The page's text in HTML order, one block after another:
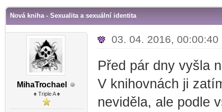
Nová kniha - Sexualita a sexuální identita
MihaTrochael
♠ Triple A ♠
03. 04. 2016, 00:00:40
Před pár dny vyšla
V knihovnách ji
neviděla, ale podle